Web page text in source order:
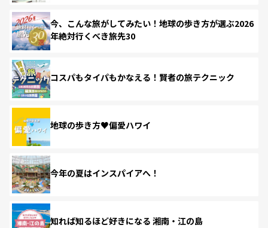
今、こんな旅がしてみたい！地球の歩き方が選ぶ2026
年絶対行くべき旅先30
コスパもタイパもかなえる！賢者の旅テクニック
地球の歩き方♥偏愛ハワイ
今年の夏はインスパイアへ！
知れば知るほど好きになる 湘南・江の島